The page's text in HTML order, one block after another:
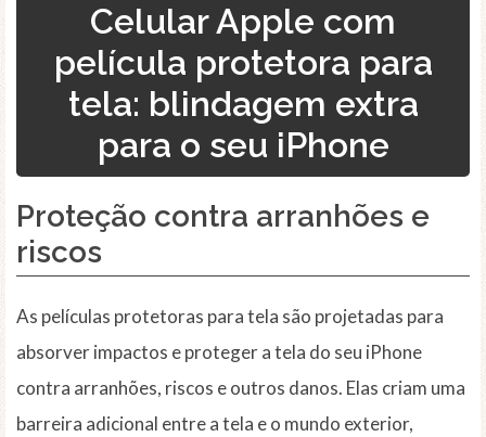
Celular Apple com
película protetora para
tela: blindagem extra
para o seu iPhone
Proteção contra arranhões e
riscos
As películas protetoras para tela são projetadas para
absorver impactos e proteger a tela do seu iPhone
contra arranhões, riscos e outros danos. Elas criam uma
barreira adicional entre a tela e o mundo exterior,